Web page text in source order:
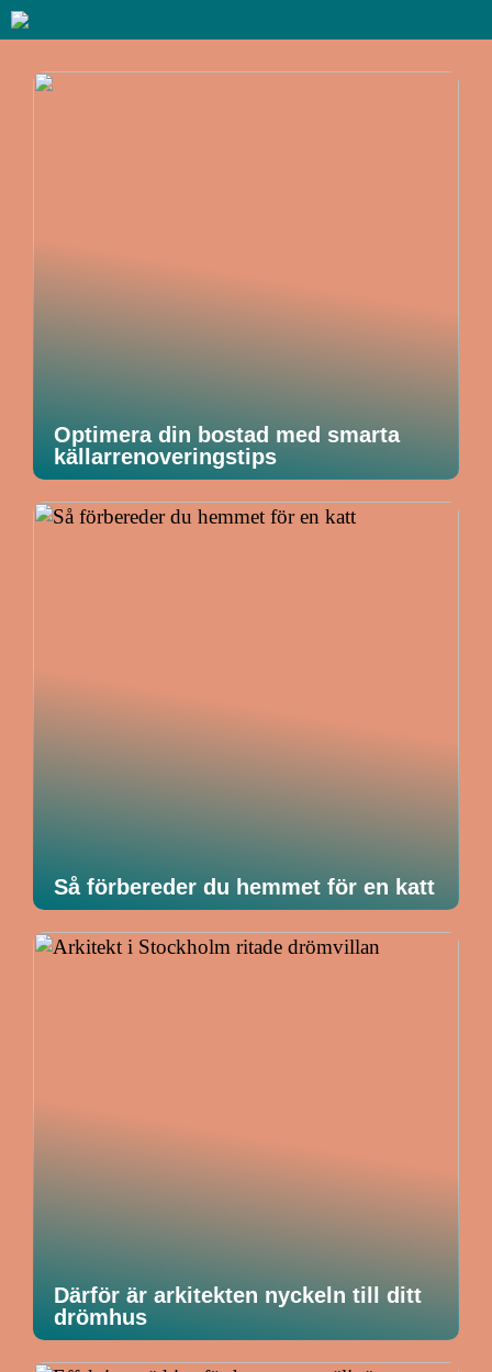
Optimera din bostad med smarta
källarrenoveringstips
Så förbereder du hemmet för en katt
Därför är arkitekten nyckeln till ditt
drömhus